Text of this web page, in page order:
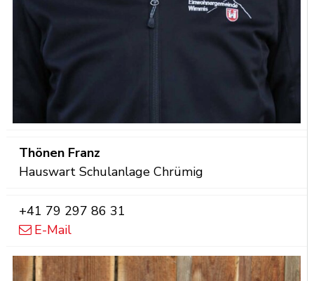
ThönenFranzFunktion
Hauswart Schulanlage Chrümig
Mobil
+41 79 297 86 31
E-Mail